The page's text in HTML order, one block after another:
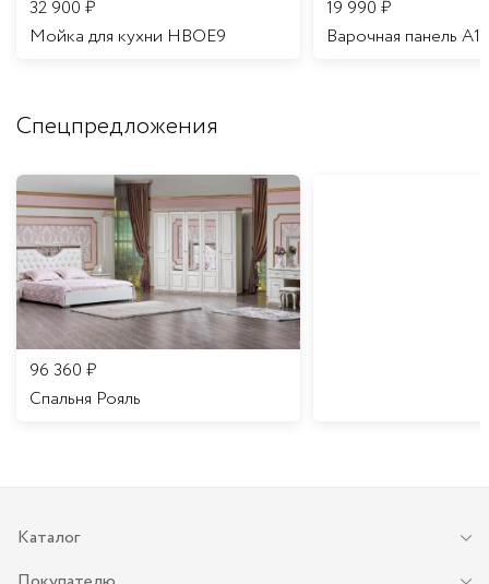
32 900 ₽
Мойка для кухни HBOE9
19 990 ₽
Варочная панель A16
Спецпредложения
96 360 ₽
Спальня Рояль
Каталог